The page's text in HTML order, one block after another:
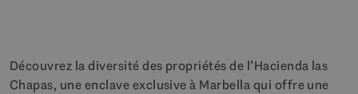
Découvrez la diversité des propriétés de l’Hacienda las
Chapas, une enclave exclusive à Marbella qui offre une